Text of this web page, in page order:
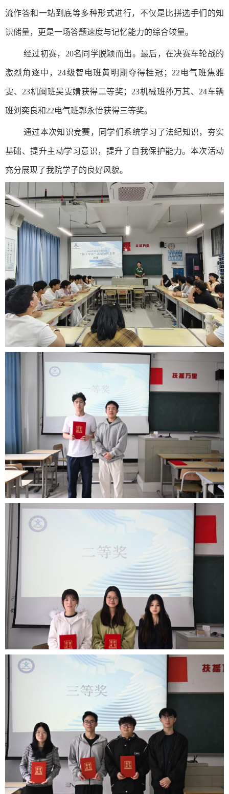
流作答和一站到底等多种形式进行，不仅是比拼选手们的知
识储量，更是一场答题速度与记忆能力的综合较量。
经过初赛， 20名同学脱颖而出。最后，在决赛车轮战的
激烈角逐中，24级智电班黄明期夺得桂冠；22电气班焦雅
雯、23机闽班吴雯婧获得二等奖；23机械班孙万其、24车辆
班刘奕良和22电气班郭永怡获得三等奖。
通过本次知识竞赛，同学们系统学习了法纪知识，夯实
基础、提升主动学习意识，提升了自我保护能力。本次活动
充分展现了我院学子的良好风貌。